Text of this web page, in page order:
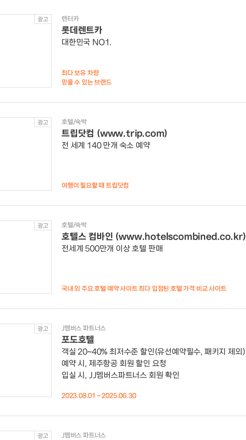
광고 렌터카
롯데렌트카
대한민국 NO1.
최다 보유 차량
믿을 수 있는 브랜드
광고 호텔/숙박
트립닷컴 (www.trip.com)
전 세계 140 만개 숙소 예약
여행이 필요할 때 트립닷컴
광고 호텔/숙박
호텔스 컴바인 (www.hotelscombined.co.kr)
전세계 500만개 이상 호텔 판매
국내 외 주요 호텔 예약 사이트 최다 입점된 호텔 가격 비교 사이트
광고 J멤버스 파트너스
포도호텔
객실 20~40% 최저수준 할인(유선예약필수, 패키지 제외)
예약 시, 제주항공 회원 할인 요청
입실 시, JJ멤버스파트너스 회원 확인
2023.08.01 ~ 2025.06.30
광고 J멤버스 파트너스